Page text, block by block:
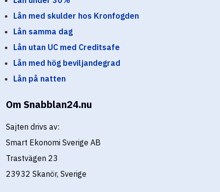
Lån med skulder hos Kronfogden
Lån samma dag
Lån utan UC med Creditsafe
Lån med hög beviljandegrad
Lån på natten
Om Snabblan24.nu
Sajten drivs av:
Smart Ekonomi Sverige AB
Trastvägen 23
23932 Skanör, Sverige